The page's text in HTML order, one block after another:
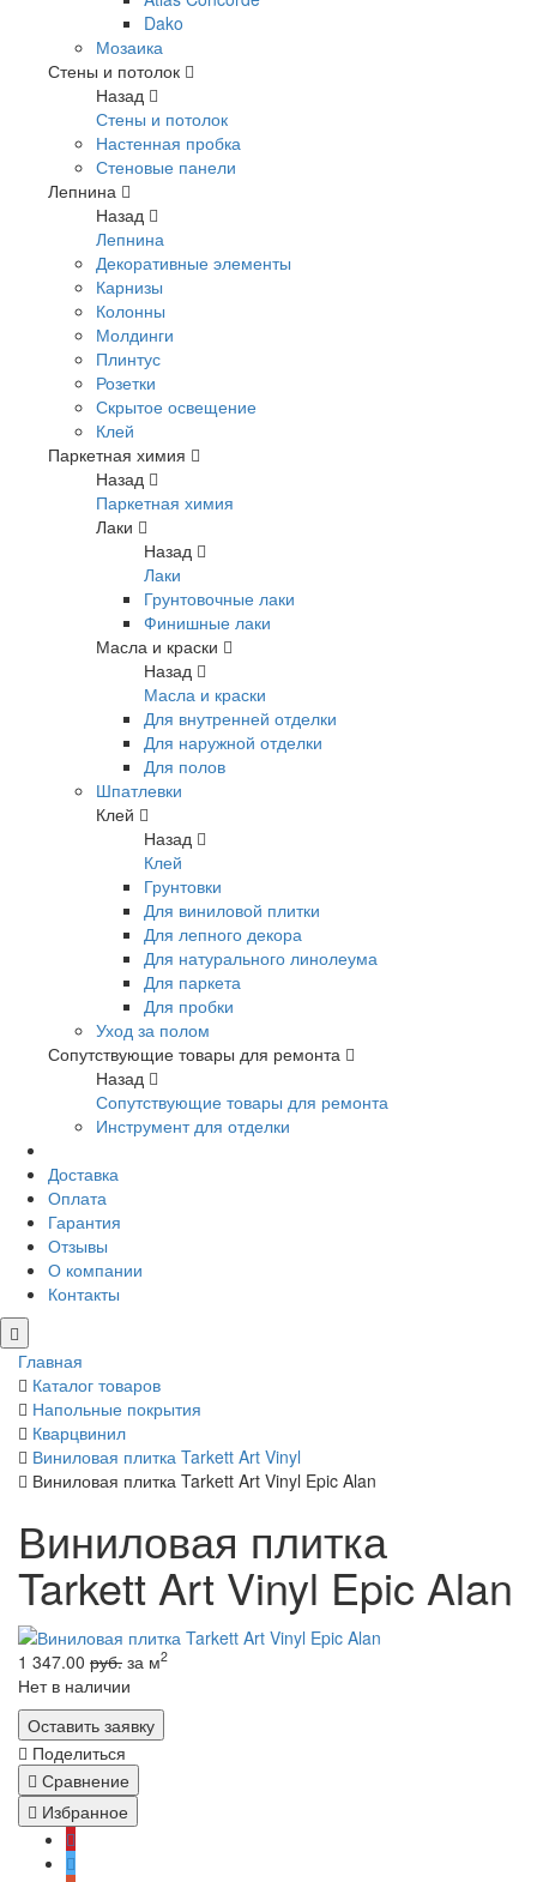
Dako
Мозаика
Стены и потолок
Назад
Стены и потолок
Настенная пробка
Стеновые панели
Лепнина
Назад
Лепнина
Декоративные элементы
Карнизы
Колонны
Молдинги
Плинтус
Розетки
Скрытое освещение
Клей
Паркетная химия
Назад
Паркетная химия
Лаки
Назад
Лаки
Грунтовочные лаки
Финишные лаки
Масла и краски
Назад
Масла и краски
Для внутренней отделки
Для наружной отделки
Для полов
Шпатлевки
Клей
Назад
Клей
Грунтовки
Для виниловой плитки
Для лепного декора
Для натурального линолеума
Для паркета
Для пробки
Уход за полом
Сопутствующие товары для ремонта
Назад
Сопутствующие товары для ремонта
Инструмент для отделки
Доставка
Оплата
Гарантия
Отзывы
О компании
Контакты
Главная
Каталог товаров
Напольные покрытия
Кварцвинил
Виниловая плитка Tarkett Art Vinyl
Виниловая плитка Tarkett Art Vinyl Epic Alan
Виниловая плитка
Tarkett Art Vinyl Epic Alan
1 347.00 руб. за м2
Нет в наличии
Оставить заявку
Поделиться
Сравнение
Избранное